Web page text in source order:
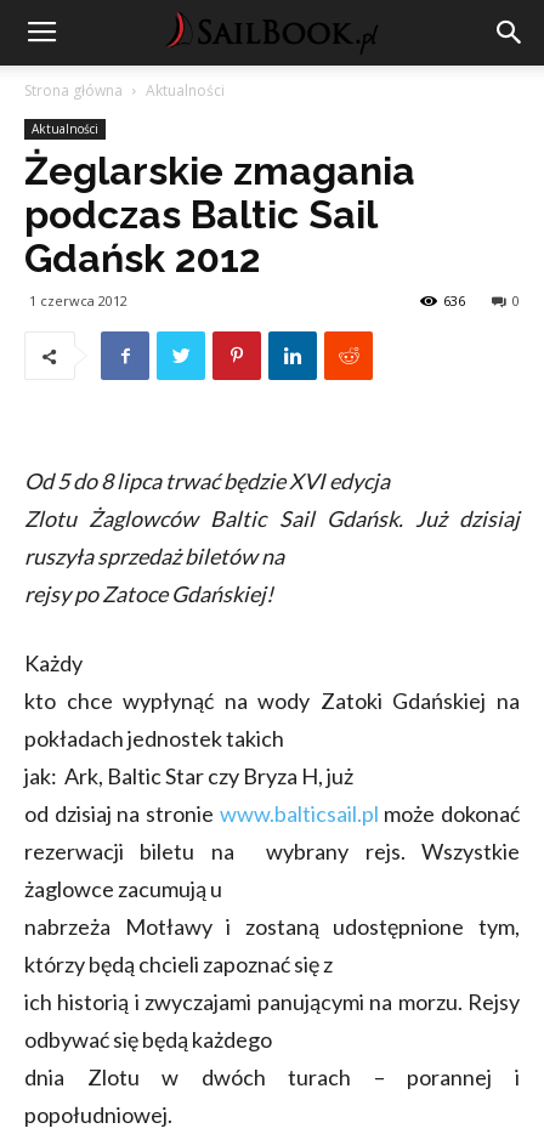
Strona główna Aktualności
Aktualności
Żeglarskie zmagania
podczas Baltic Sail
Gdańsk 2012
1 czerwca 2012 0
636
Od 5 do 8 lipca trwać będzie XVI edycja
Zlotu Żaglowców Baltic Sail Gdańsk. Już dzisiaj
ruszyła sprzedaż biletów na
rejsy po Zatoce Gdańskiej!
Każdy
kto chce wypłynąć na wody Zatoki Gdańskiej na
pokładach jednostek takich
jak: Ark, Baltic Star czy Bryza H, już
od dzisiaj na stronie www.balticsail.pl może dokonać
rezerwacji biletu na wybrany rejs. Wszystkie
żaglowce zacumują u
nabrzeża Motławy i zostaną udostępnione tym,
którzy będą chcieli zapoznać się z
ich historią i zwyczajami panującymi na morzu. Rejsy
odbywać się będą każdego
dnia Zlotu w dwóch turach – porannej i
popołudniowej.